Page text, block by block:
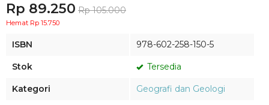
Rp 89.250 Rp 105.000
Hemat Rp 15.750
ISBN 978-602-258-150-5
Stok Tersedia
Kategori Geografi dan Geologi